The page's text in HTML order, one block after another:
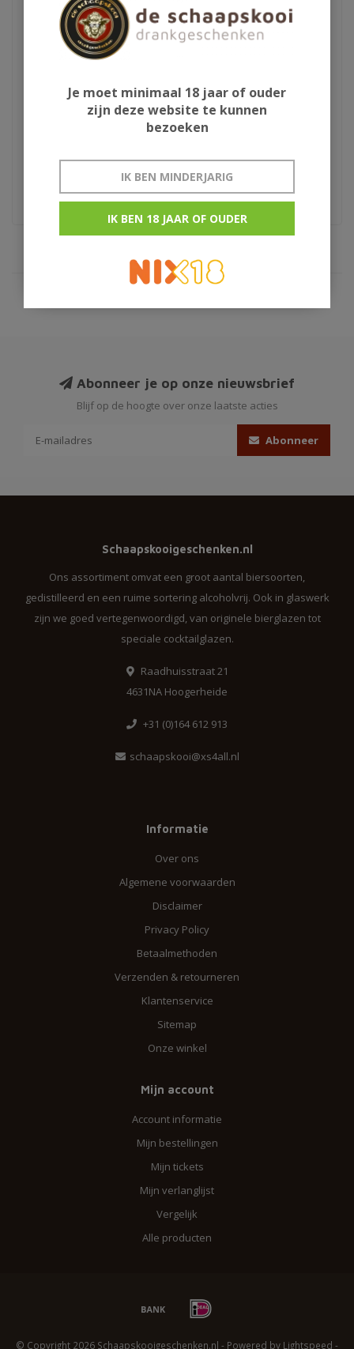
Karmeliet Grand Cru
€19,95
Rhum Punch
€8,95
Abonneer je op onze nieuwsbrief
Blijf op de hoogte over onze laatste acties
Abonneer
Schaapskooigeschenken.nl
Ons assortiment omvat een groot aantal biersoorten,
gedistilleerd en een ruime sortering alcoholvrij. Ook in glaswerk
zijn we goed vertegenwoordigd, van originele bierglazen tot
speciale cocktailglazen.
Raadhuisstraat 21
4631NA Hoogerheide
+31 (0)164 612 913
schaapskooi@xs4all.nl
Informatie
Over ons
Algemene voorwaarden
Disclaimer
Privacy Policy
Betaalmethoden
Verzenden & retourneren
Klantenservice
Sitemap
Onze winkel
Mijn account
Account informatie
Mijn bestellingen
Mijn tickets
Mijn verlanglijst
Vergelijk
Alle producten
© Copyright 2026 Schaapskooigeschenken.nl - Powered by Lightspeed -
Je moet minimaal 18 jaar of ouder
zijn deze website te kunnen
bezoeken
IK BEN MINDERJARIG
IK BEN 18 JAAR OF OUDER